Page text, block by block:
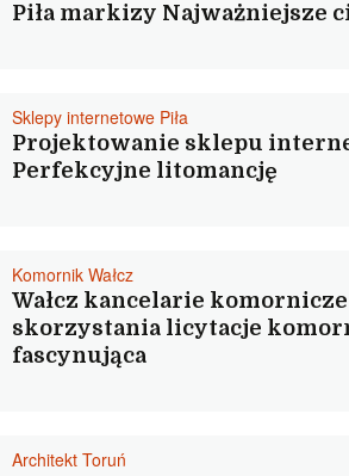
Piła markizy Najważniejsze
Sklepy internetowe Piła
Projektowanie sklepu
Perfekcyjne litomancję
Komornik Wałcz
Wałcz kancelarie
skorzystania licytacje
fascynująca
Architekt Toruń